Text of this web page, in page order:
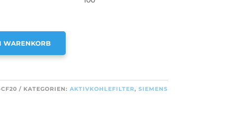
WARENKORB
KATEGORIEN:AKTIVKOHLEFILTER,SIEMENS